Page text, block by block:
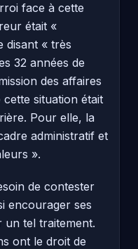
face à cette
était «
disant « très
32 années de
des affaires
situation était
Pour elle, la
administratif et
».
de contester
encourager ses
un tel traitement.
ont le droit de